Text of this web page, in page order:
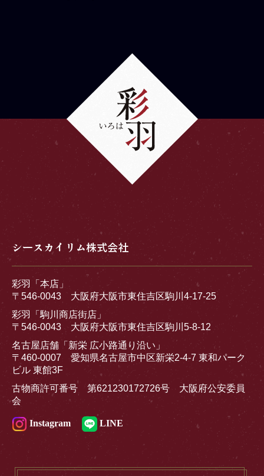
シースカイリム株式会社
彩羽「本店」
〒546-0043 大阪府大阪市東住吉区駒川4-17-25
彩羽「駒川商店街店」
〒546-0043 大阪府大阪市東住吉区駒川5-8-12
名古屋店舗「新栄 広小路通り沿い」
〒460-0007 愛知県名古屋市中区新栄2-4-7 東和パーク
ビル 東館3F
古物商許可番号 第621230172726号 大阪府公安委員
会
Instagram LINE